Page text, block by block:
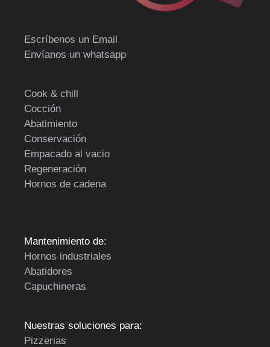
Escríbenos un Email
Envíanos un whatsapp
Cook & chill
Cocción
Abatimiento
Conservación
Empacado al vacio
Regeneración
Hornos de cadena
Mantenimiento de:
Hornos industriales
Abatidores
Capuchineras
Nuestras soluciones para:
Pizzerias